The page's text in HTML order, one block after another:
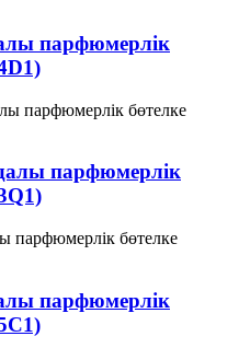
парфюмерлік
парфюмерлік
парфюмерлік